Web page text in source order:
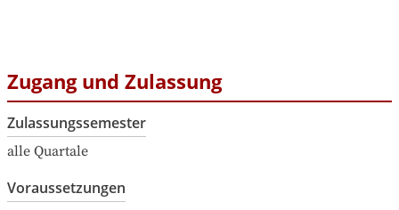
Zugang und Zulassung
Zulassungssemester
alle Quartale
Voraussetzungen